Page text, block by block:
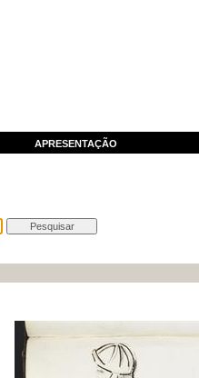
APRESENTAÇÃO